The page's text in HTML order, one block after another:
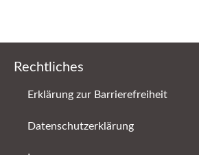
Rechtliches
Erklärung zur Barrierefreiheit
Datenschutzerklärung